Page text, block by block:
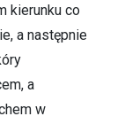
kierunku co
a następnie
a
w